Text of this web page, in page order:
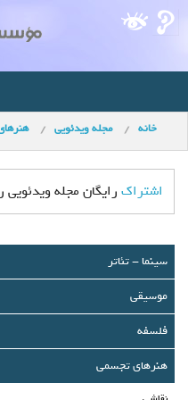
خانه
فروشگاه
مجله ویدئویی
کودک
خانه مجله ویدئویی
اشتراک رایگان مجله
سينما - تئاتر
موسیقی
فلسفه
هنرهای تجسمی